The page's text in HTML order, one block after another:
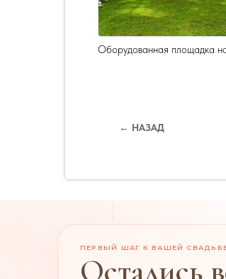
Оборудованная площадка
← НАЗАД
ПЕРВЫЙ ШАГ К ВАШЕЙ
Остались